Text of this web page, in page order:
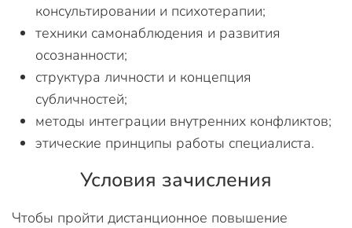
консультировании и психотерапии;
техники самонаблюдения и развития
осознанности;
структура личности и концепция
субличностей;
методы интеграции внутренних конфликтов;
этические принципы работы специалиста.
Условия зачисления
Чтобы пройти дистанционное повышение